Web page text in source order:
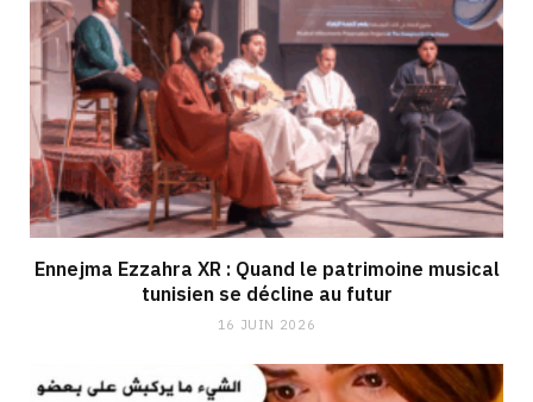
Ennejma Ezzahra XR : Quand le patrimoine musical
tunisien se décline au futur
16 JUIN 2026